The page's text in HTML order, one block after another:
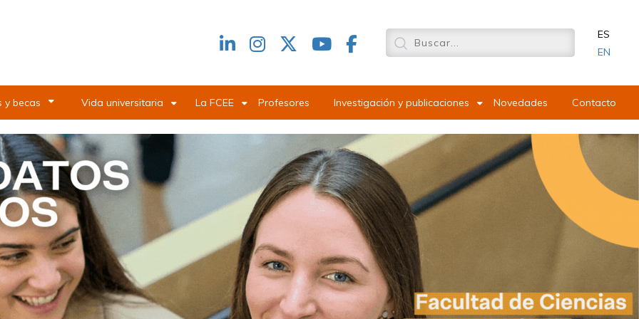
Redes
header
ES
EN
y becas Vida universitaria La FCEE Profesores Investigación y publicaciones Novedades Contacto